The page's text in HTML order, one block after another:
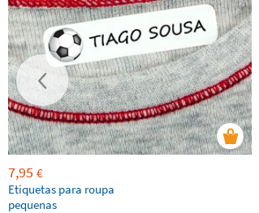
7,95 €
Etiquetas para roupa
pequenas